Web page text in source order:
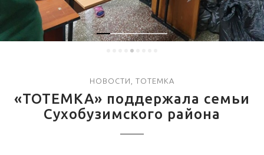
НОВОСТИ ТОТЕМКА
«ТОТЕМКА» поддержала семьи
Сухобузимского района